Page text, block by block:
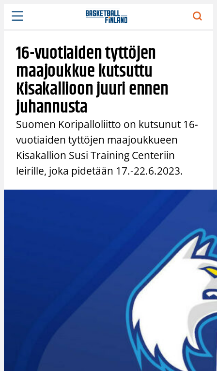
Siirry
sisältöön
16-vuotiaiden tyttöjen
maajoukkue kutsuttu
Kisakallioon juuri ennen
juhannusta
Suomen Koripalloliitto on kutsunut 16-
vuotiaiden tyttöjen maajoukkueen
Kisakallion Susi Training Centeriin
leirille, joka pidetään 17.-22.6.2023.